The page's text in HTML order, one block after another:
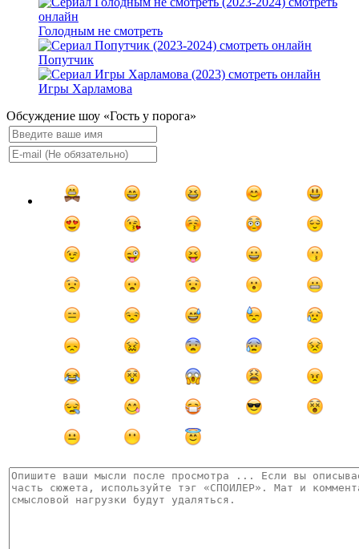
Голодным не смотреть
Попутчик
Игры Харламова
Обсуждение шоу «Гость у порога»